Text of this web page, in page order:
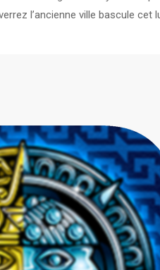
l’ancienne ville bascule